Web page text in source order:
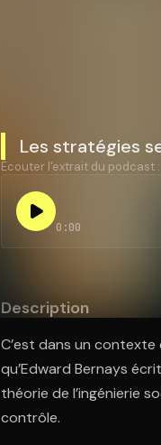
Les stratégies
Écouter l'extrait du podcast :
0:00
Description
C’est dans un contexte
qu’Edward Bernays
théorie de l’ingénierie
contrôle.